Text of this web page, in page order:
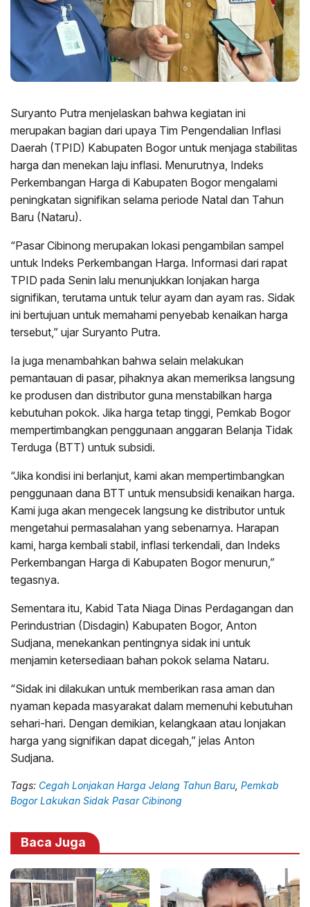
Suryanto Putra menjelaskan bahwa kegiatan ini
merupakan bagian dari upaya Tim Pengendalian Inflasi
Daerah (TPID) Kabupaten Bogor untuk menjaga stabilitas
harga dan menekan laju inflasi. Menurutnya, Indeks
Perkembangan Harga di Kabupaten Bogor mengalami
peningkatan signifikan selama periode Natal dan Tahun
Baru (Nataru).
“Pasar Cibinong merupakan lokasi pengambilan sampel
untuk Indeks Perkembangan Harga. Informasi dari rapat
TPID pada Senin lalu menunjukkan lonjakan harga
signifikan, terutama untuk telur ayam dan ayam ras. Sidak
ini bertujuan untuk memahami penyebab kenaikan harga
tersebut,” ujar Suryanto Putra.
Ia juga menambahkan bahwa selain melakukan
pemantauan di pasar, pihaknya akan memeriksa langsung
ke produsen dan distributor guna menstabilkan harga
kebutuhan pokok. Jika harga tetap tinggi, Pemkab Bogor
mempertimbangkan penggunaan anggaran Belanja Tidak
Terduga (BTT) untuk subsidi.
“Jika kondisi ini berlanjut, kami akan mempertimbangkan
penggunaan dana BTT untuk mensubsidi kenaikan harga.
Kami juga akan mengecek langsung ke distributor untuk
mengetahui permasalahan yang sebenarnya. Harapan
kami, harga kembali stabil, inflasi terkendali, dan Indeks
Perkembangan Harga di Kabupaten Bogor menurun,”
tegasnya.
Sementara itu, Kabid Tata Niaga Dinas Perdagangan dan
Perindustrian (Disdagin) Kabupaten Bogor, Anton
Sudjana, menekankan pentingnya sidak ini untuk
menjamin ketersediaan bahan pokok selama Nataru.
“Sidak ini dilakukan untuk memberikan rasa aman dan
nyaman kepada masyarakat dalam memenuhi kebutuhan
sehari-hari. Dengan demikian, kelangkaan atau lonjakan
harga yang signifikan dapat dicegah,” jelas Anton
Sudjana.
Tags: Cegah Lonjakan Harga Jelang Tahun Baru Pemkab
Bogor Lakukan Sidak Pasar Cibinong
Baca Juga